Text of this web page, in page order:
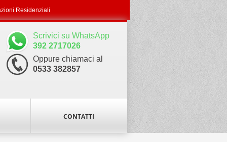
Residenziali
Scrivici su WhatsApp
392 2717026
Oppure chiamaci al
0533 382857
CONTATTI